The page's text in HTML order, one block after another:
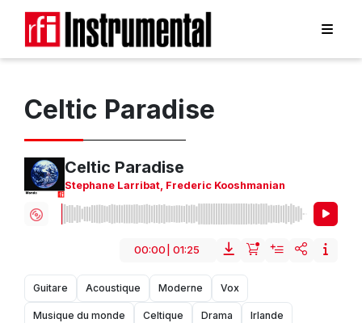
Celtic Paradise
Celtic Paradise
Stephane Larribat, Frederic Kooshmanian
00:00 01:25
Guitare Acoustique Moderne Vox
Musique du monde Celtique Drama Irlande